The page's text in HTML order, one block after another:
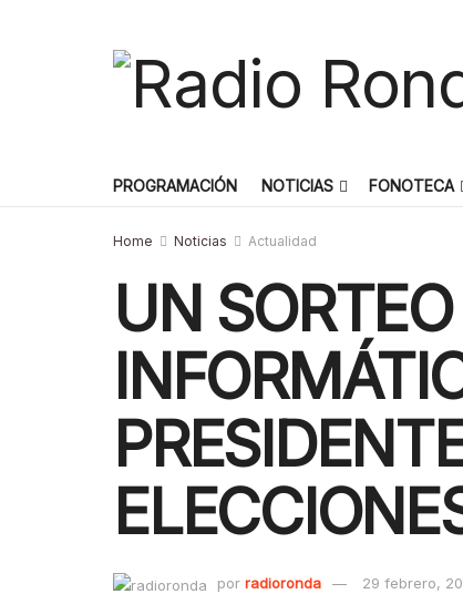
PROGRAMACIÓN NOTICIAS FONOTECA
Home Noticias Actualidad
UN
por radioronda 29 febrero,